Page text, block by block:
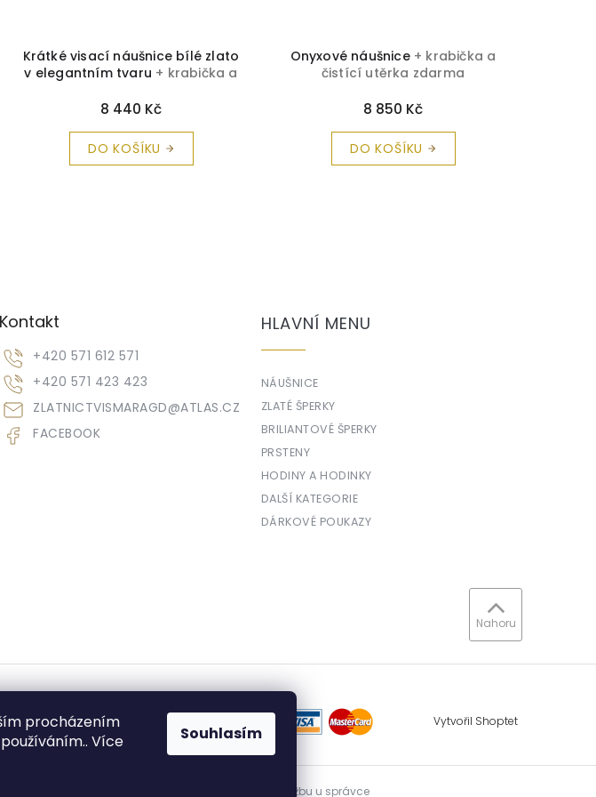
procházením
Více
Souhlasím
Krátké visací náušnice bílé zlato
v elegantním tvaru + krabička a
8 440 Kč
DO KOŠÍKU
Onyxové náušnice + krabička a
čistící utěrka zdarma
8 850 Kč
DO KOŠÍKU
Kontakt
ZLATNICTVISMARAGD@ATLAS.CZ
+420 571 612 571
+420 571 423 423
FACEBOOK
HLAVNÍ MENU
NÁUŠNICE
ZLATÉ ŠPERKY
BRILIANTOVÉ ŠPERKY
PRSTENY
HODINY A HODINKY
DALŠÍ KATEGORIE
DÁRKOVÉ POUKAZY
Vytvořil Shoptet
Nahoru
účtenku. Zároveň je povinen zaevidovat přijatou tržbu u správce